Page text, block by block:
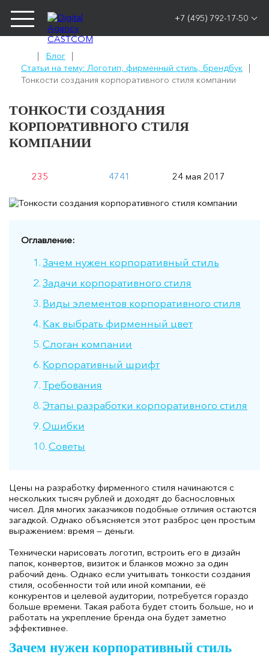
+7 (495) 792-17-50
Блог
Статьи на тему: Логотип, фирменный стиль, брендбук
Тонкости создания корпоративного стиля компании
ТОНКОСТИ СОЗДАНИЯ
КОРПОРАТИВНОГО СТИЛЯ
КОМПАНИИ
235 4741 24 мая 2017
Оглавление:
Зачем нужен корпоративный стиль
Задачи корпоративного стиля
Виды элементов корпоративного стиля
Как выбрать фирменный цвет
Слоган компании
Корпоративный шрифт
Требования
Этапы разработки корпоративного стиля
Ошибки
Советы
Цены на разработку фирменного стиля начинаются с
нескольких тысяч рублей и доходят до баснословных
чисел. Для многих заказчиков подобные отличия остаются
загадкой. Однако объясняется этот разброс цен простым
выражением: время — деньги.
Технически нарисовать логотип, встроить его в дизайн
папок, конвертов, визиток и бланков можно за один
рабочий день. Однако если учитывать тонкости создания
стиля, особенности той или иной компании, её
конкурентов и целевой аудитории, потребуется гораздо
больше времени. Такая работа будет стоить больше, но и
работать на укрепление бренда она будет заметно
эффективнее.
Зачем нужен корпоративный стиль